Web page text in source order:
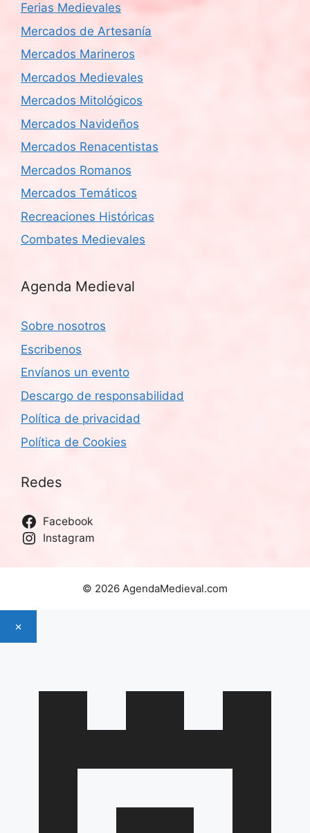
Ferias Medievales
Mercados de Artesanía
Mercados Marineros
Mercados Medievales
Mercados Mitológicos
Mercados Navideños
Mercados Renacentistas
Mercados Romanos
Mercados Temáticos
Recreaciones Históricas
Combates Medievales
Agenda Medieval
Sobre nosotros
Escribenos
Envíanos un evento
Descargo de responsabilidad
Política de privacidad
Política de Cookies
Redes
Facebook
Instagram
© 2026 AgendaMedieval.com
×